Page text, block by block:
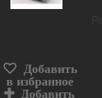
Добавить
в избранное
Добавить